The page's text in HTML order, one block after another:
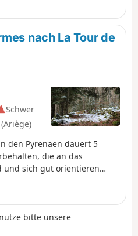
befindet sich am Bahnhof
der Straße folgt und
nimmt, der in die Berge
zwar unbewachte, aber
erreichen. Diese
die an das
sich gut orientieren
nach La Tour de
Schwer
den Pyrenäen dauert 5
die an das
und sich gut orientieren
bewältigen, aber man muss
fühlen. Das Prinzip dieser
einem Bahnhof zu einem
eine Rundwanderung zu
bitte unsere